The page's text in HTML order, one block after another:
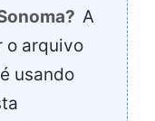
A
o arquivo
usando